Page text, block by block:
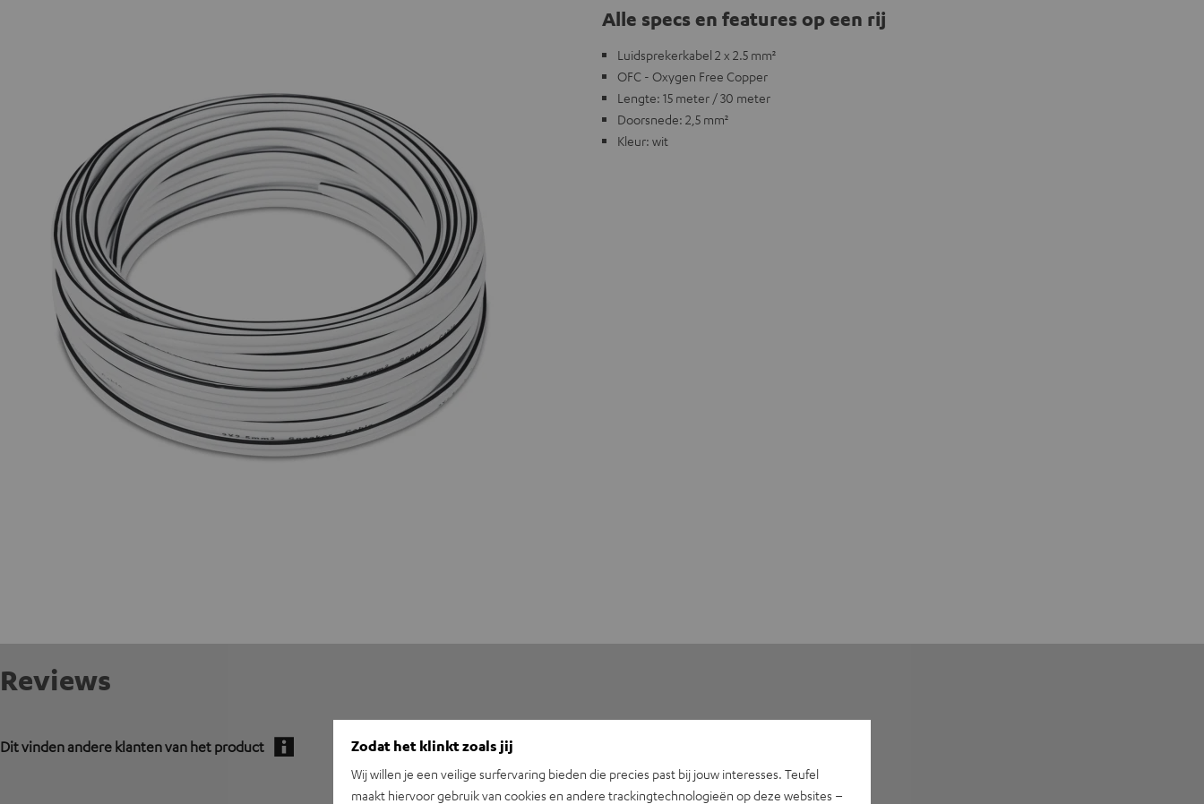
Alle specs en features op een rij
Luidsprekerkabel 2 x 2.5 mm²
OFC - Oxygen Free Copper
Lengte: 15 meter / 30 meter
Doorsnede: 2,5 mm²
Kleur: wit
Reviews
Dit vinden andere klanten van het product Zodat het klinkt zoals jij
Wij willen je een veilige surfervaring bieden die precies past bij jouw interesses. Teufel
maakt hiervoor gebruik van cookies en andere trackingtechnologieën op deze websites –